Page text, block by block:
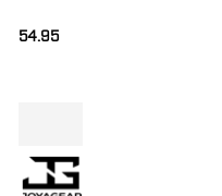
54.95